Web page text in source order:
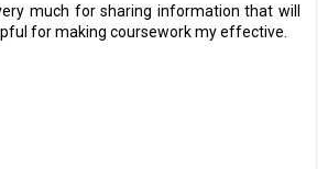
much for sharing information that will
for making coursework my effective.